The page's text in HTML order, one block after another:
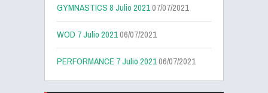
GYMNASTICS 8 Julio 202107/07/2021
WOD 7 Julio 202106/07/2021
PERFORMANCE 7 Julio 202106/07/2021